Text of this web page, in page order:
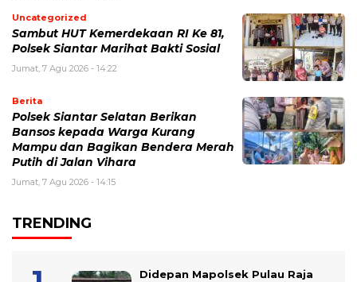
Uncategorized
Sambut HUT Kemerdekaan RI Ke 81,
Polsek Siantar Marihat Bakti Sosial
Jumat, 7 Agu 2026 - 14:22
Berita
Polsek Siantar Selatan Berikan
Bansos kepada Warga Kurang
Mampu dan Bagikan Bendera Merah
Putih di Jalan Vihara
Jumat, 7 Agu 2026 - 14:15
TRENDING
Didepan Mapolsek Pulau Raja